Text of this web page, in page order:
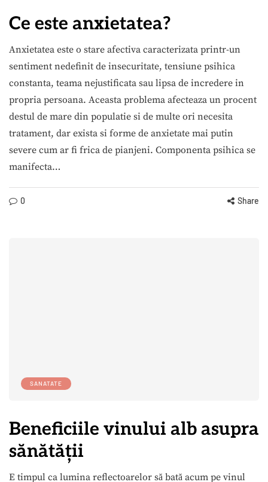
Ce este anxietatea?
Anxietatea este o stare afectiva caracterizata printr-un
sentiment nedefinit de insecuritate, tensiune psihica
constanta, teama nejustificata sau lipsa de incredere in
propria persoana. Aceasta problema afecteaza un procent
destul de mare din populatie si de multe ori necesita
tratament, dar exista si forme de anxietate mai putin
severe cum ar fi frica de pianjeni. Componenta psihica se
manifecta…
0 Share
SANATATE
Beneficiile vinului alb asupra
sănătății
E timpul ca lumina reflectoarelor să bată acum pe vinul